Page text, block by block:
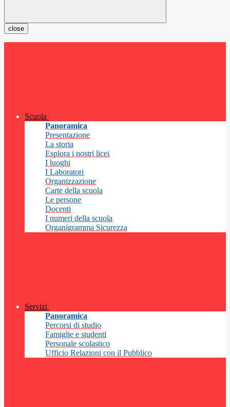
close
Scuola
Panoramica
Presentazione
La storia
Esplora i nostri licei
I luoghi
I Laboratori
Organizzazione
Carte della scuola
Le persone
Docenti
I numeri della scuola
Organigramma Sicurezza
Servizi
Panoramica
Percorsi di studio
Famiglie e studenti
Personale scolastico
Ufficio Relazioni con il Pubblico